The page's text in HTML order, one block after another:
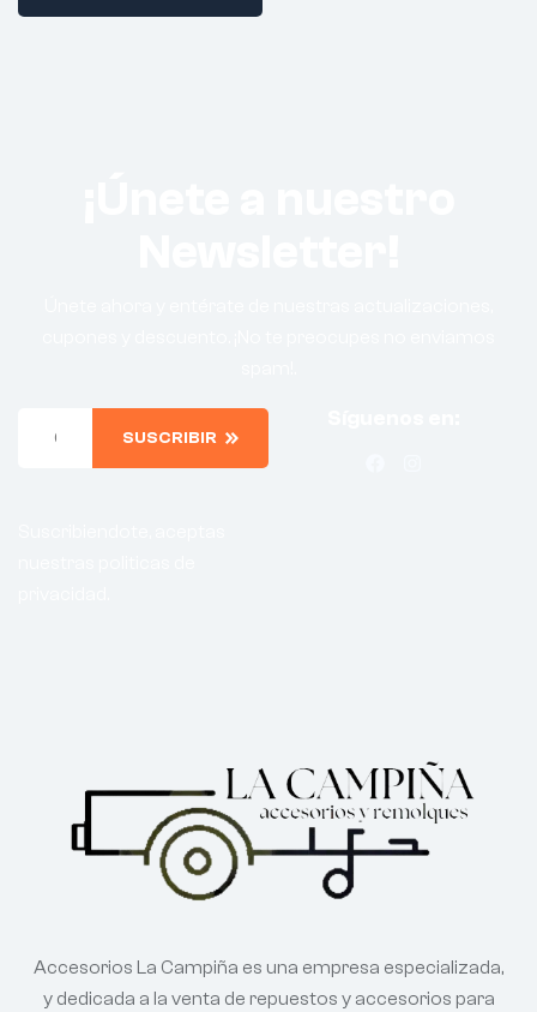
SUSCRIBIR
Accesorios La Campiña es una empresa especializada,
y dedicada a la venta de repuestos y accesorios para